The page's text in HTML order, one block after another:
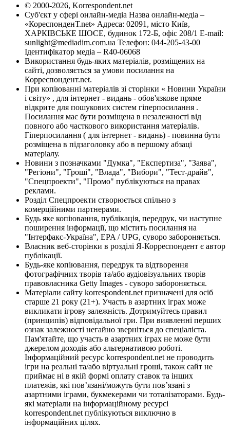
© 2000-2026, Korrespondent.net
Суб'єкт у сфері онлайн-медіа Назва онлайн-медіа –
«КореспонденТ.net» Адреса: 02091, місто Київ,
ХАРКІВСЬКЕ ШОСЕ, будинок 172-Б, офіс 208/1 E-mail:
sunlight@mediadim.com.ua Телефон: 044-205-43-00
Ідентифікатор медіа – R40-06068
Використання будь-яких матеріалів, розміщених на
сайті, дозволяється за умови посилання на
Корреспондент.net.
При копіюванні матеріалів зі сторінки « Новини України
і світу» , для інтернет - видань - обов'язкове пряме
відкрите для пошукових систем гіперпосилання .
Посилання має бути розміщена в незалежності від
повного або часткового використання матеріалів.
Гіперпосилання ( для інтернет - видань) - повинна бути
розміщена в підзаголовку або в першому абзаці
матеріалу.
Новини з позначками "Думка", "Експертиза", "Заява",
"Регіони", "Гроші", "Влада", "Вибори", "Тест-драйв",
"Спецпроекти", "Промо" публікуються на правах
реклами.
Розділ Спецпроекти створюється спільно з
комерційними партнерами.
Будь яке копіювання, публікація, передрук, чи наступне
поширення інформації, що містить посилання на
"Інтерфакс-Україна", EPA / UPG, суворо забороняється.
Власник веб-сторінки в розділі Я-Корреспондент є автор
публікації.
Будь-яке копіювання, передрук та відтворення
фотографічних творів та/або аудіовізуальних творів
правовласника Getty Images - суворо забороняється.
Матеріали сайту korrespondent.net призначені для осіб
старше 21 року (21+). Участь в азартних іграх може
викликати ігрову залежність. Дотримуйтесь правил
(принципів) відповідальної гри. При виявленні перших
ознак залежності негайно зверніться до спеціаліста.
Пам'ятайте, що участь в азартних іграх не може бути
джерелом доходів або альтернативою роботі.
Інформаційний ресурс korrespondent.net не проводить
ігри на реальні та/або віртуальні гроші, також сайт не
приймає ні в якій формі оплату ставок та інших
платежів, які пов’язані/можуть бути пов’язані з
азартними іграми, букмекерами чи тоталізаторами. Будь-
які матеріали на інформаційному ресурсі
korrespondent.net публікуються виключно в
інформаційних цілях.